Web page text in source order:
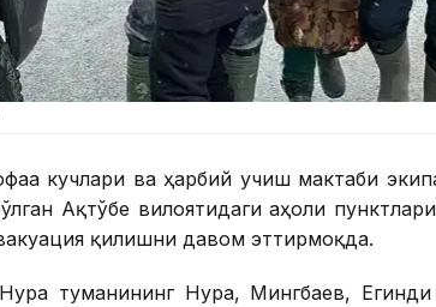
кучлари ва ҳарбий учиш мактаби
Ақтўбе вилоятидаги аҳоли
қилишни давом эттирмоқда.
туманининг Нура, Мингбаев,